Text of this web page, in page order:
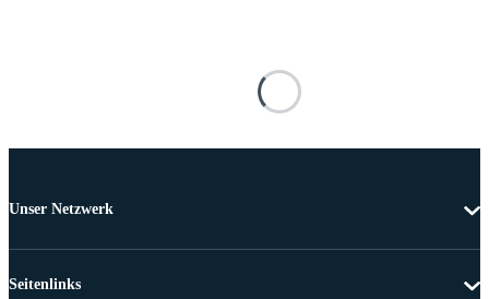
Unser Netzwerk
Seitenlinks